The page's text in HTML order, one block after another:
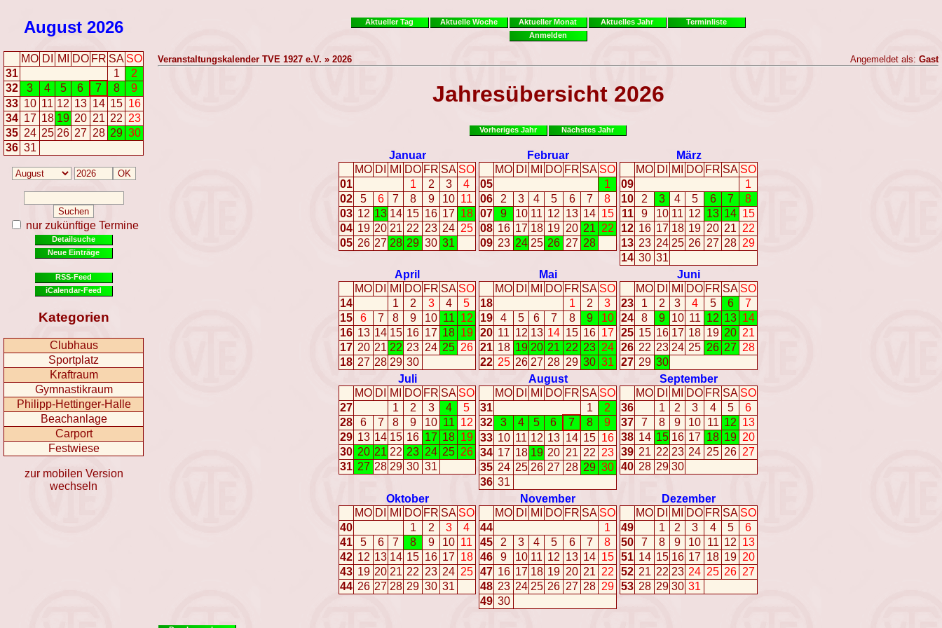
August 2026
MO DI MI DO FR SA SO
31
1
2
32
3 4 5 6 7 8
9
33 10 11 12 13 14 15 16
34 17 18 19 20 21 22 23
35 24 25 26 27 28 29 30
36 31
nur zukünftige Termine
Detailsuche
Neue Einträge
RSS-Feed
iCalendar-Feed
Kategorien
Clubhaus
Sportplatz
Kraftraum
Gymnastikraum
Philipp-Hettinger-Halle
Beachanlage
Carport
Festwiese
zur mobilen Version
wechseln
Aktueller Tag Aktuelle Woche Aktueller Monat Aktuelles Jahr
Terminliste
Anmelden
Veranstaltungskalender TVE 1927 e.V. » 2026 Angemeldet als: Gast
Jahresübersicht 2026
Vorheriges Jahr Nächstes Jahr
Januar
MO DI MI DO FR SA SO
01
1 2 3
4
02
5 6 7 8 9 10 11
03 12 13 14 15 16 17 18
04 19 20 21 22 23 24 25
05 26 27 28 29 30 31
Februar
MO DI MI DO FR SA SO
05
1
06
2 3 4 5 6 7
8
07
9 10 11 12 13 14 15
08 16 17 18 19 20 21 22
09 23 24 25 26 27 28
März
MO DI MI DO FR SA SO
09
1
10
2 3 4 5 6 7
8
11
9 10 11 12 13 14 15
12 16 17 18 19 20 21 22
13 23 24 25 26 27 28 29
14 30 31
April
MO DI MI DO FR SA SO
14
1 2 3 4
5
15
6 7 8 9 10 11 12
16 13 14 15 16 17 18 19
17 20 21 22 23 24 25 26
18 27 28 29 30
Mai
MO DI MI DO FR SA SO
18
1 2
3
19
4 5 6 7 8 9
10
20 11 12 13 14 15 16 17
21 18 19 20 21 22 23 24
22 25 26 27 28 29 30 31
Juni
MO DI MI DO FR SA SO
23
1 2 3 4 5 6
7
24
8 9 10 11 12 13 14
25 15 16 17 18 19 20 21
26 22 23 24 25 26 27 28
27 29 30
Juli
MO DI MI DO FR SA SO
27
1 2 3 4
5
28
6 7 8 9 10 11 12
29 13 14 15 16 17 18 19
30 20 21 22 23 24 25 26
31 27 28 29 30 31
August
MO DI MI DO FR SA SO
31
1
2
32
3 4 5 6 7 8
9
33 10 11 12 13 14 15 16
34 17 18 19 20 21 22 23
35 24 25 26 27 28 29 30
36 31
September
MO DI MI DO FR SA SO
36
1 2 3 4 5
6
37
7 8 9 10 11 12 13
38 14 15 16 17 18 19 20
39 21 22 23 24 25 26 27
40 28 29 30
Oktober
MO DI MI DO FR SA SO
40
1 2 3
4
41
5 6 7 8 9 10 11
42 12 13 14 15 16 17 18
43 19 20 21 22 23 24 25
44 26 27 28 29 30 31
November
MO DI MI DO FR SA SO
44
1
45
2 3 4 5 6 7
8
46
9 10 11 12 13 14 15
47 16 17 18 19 20 21 22
48 23 24 25 26 27 28 29
49 30
Dezember
MO DI MI DO FR SA SO
49
1 2 3 4 5
6
50
7 8 9 10 11 12 13
51 14 15 16 17 18 19 20
52 21 22 23 24 25 26 27
53 28 29 30 31